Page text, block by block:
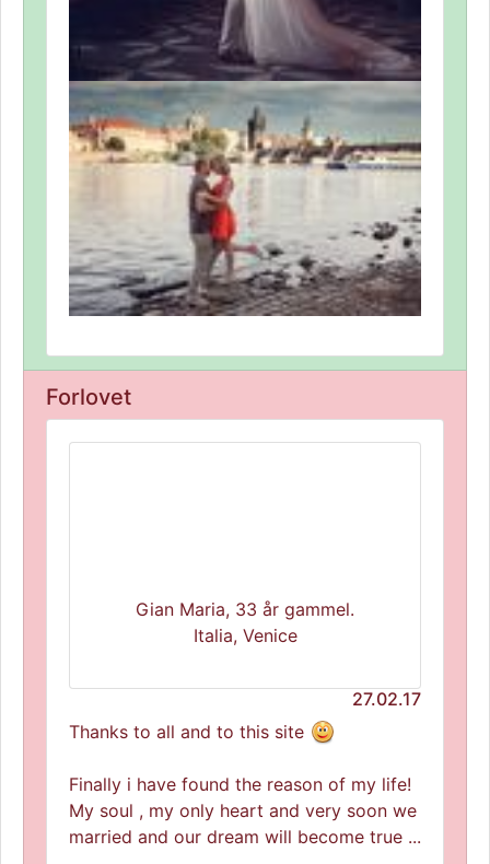
Forlovet
Gian Maria, 33 år gammel.
Italia, Venice
27.02.17
Thanks to all and to this site
Finally i have found the reason of my life!
My soul , my only heart and very soon we
married and our dream will become true ...